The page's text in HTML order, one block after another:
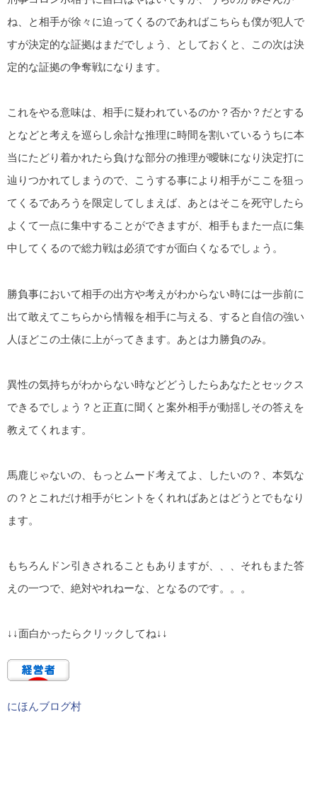
ね、と相手が徐々に迫ってくるのであればこちらも僕が犯人で
すが決定的な証拠はまだでしょう、としておくと、この次は決
定的な証拠の争奪戦になります。
これをやる意味は、相手に疑われているのか？否か？だとする
となどと考えを巡らし余計な推理に時間を割いているうちに本
当にたどり着かれたら負けな部分の推理が曖昧になり決定打に
辿りつかれてしまうので、こうする事により相手がここを狙っ
てくるであろうを限定してしまえば、あとはそこを死守したら
よくて一点に集中することができますが、相手もまた一点に集
中してくるので総力戦は必須ですが面白くなるでしょう。
勝負事において相手の出方や考えがわからない時には一歩前に
出て敢えてこちらから情報を相手に与える、すると自信の強い
人ほどこの土俵に上がってきます。あとは力勝負のみ。
異性の気持ちがわからない時などどうしたらあなたとセックス
できるでしょう？と正直に聞くと案外相手が動揺しその答えを
教えてくれます。
馬鹿じゃないの、もっとムード考えてよ、したいの？、本気な
の？とこれだけ相手がヒントをくれればあとはどうとでもなり
ます。
もちろんドン引きされることもありますが、、、それもまた答
えの一つで、絶対やれねーな、となるのです。。。
↓↓面白かったらクリックしてね↓↓
にほんブログ村